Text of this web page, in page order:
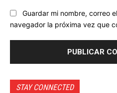
Guardar mi nombre, correo
navegador la próxima vez que
STAY CONNECTED